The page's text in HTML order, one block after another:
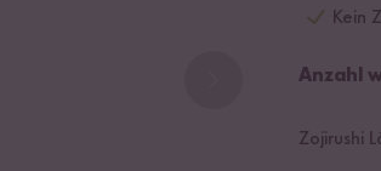
Kein
Anzahl
Zojirushi